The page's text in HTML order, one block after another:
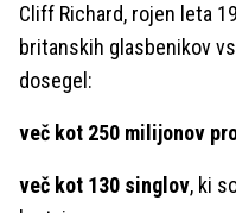
Cliff Richard, rojen leta
britanskih glasbenikov
dosegel:
več kot 250 milijonov
več kot 130 singlov, ki